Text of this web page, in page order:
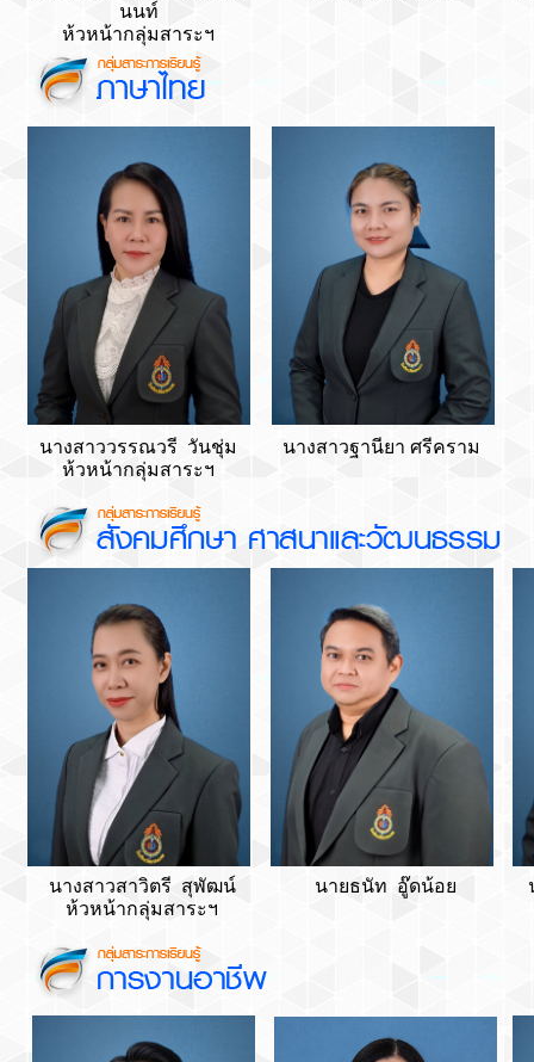
นนท์
ห้วหน้ากลุ่มสาระฯ
นางสาววรรณวรี วันชุ่ม
ห้วหน้ากลุ่มสาระฯ
นางสาวฐานียา ศรีคราม
นางสาวสาวิตรี สุพัฒน์
ห้วหน้ากลุ่มสาระฯ
นายธนัท อู๊ดน้อย